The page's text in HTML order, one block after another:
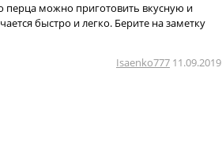
перца можно приготовить вкусную и
быстро и легко. Берите на заметку
Isaenko777 11.09.2019